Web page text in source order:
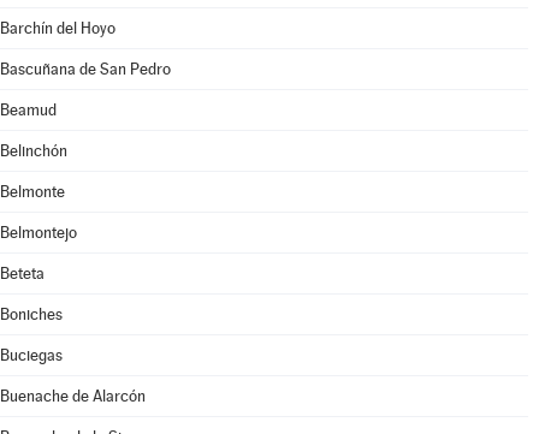
Barchín del Hoyo
Bascuñana de San Pedro
Beamud
Belinchón
Belmonte
Belmontejo
Beteta
Boniches
Buciegas
Buenache de Alarcón